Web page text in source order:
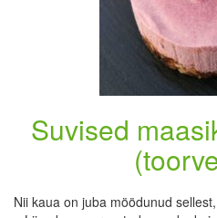
Suvised
Nii kaua on juba möödunud